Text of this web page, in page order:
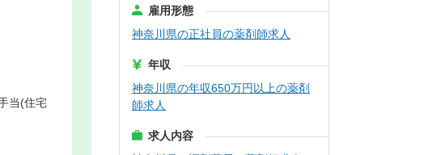
当(住宅
雇用形態
神奈川県の正社員の薬剤師求人
年収
神奈川県の年収650万円以上の薬剤
師求人
求人内容